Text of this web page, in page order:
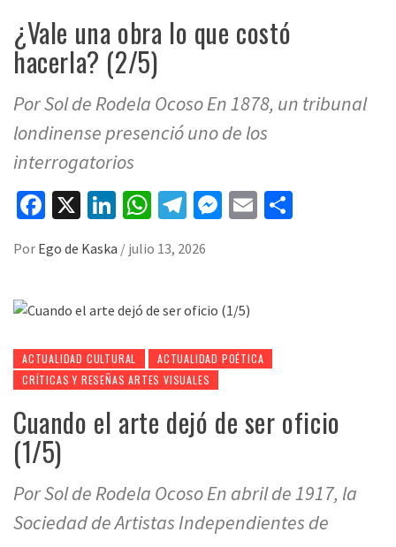
¿Vale una obra lo que costó
hacerla? (2/5)
Por Sol de Rodela Ocoso En 1878, un tribunal
londinense presenció uno de los
interrogatorios
Facebook
X LinkedIn
WhatsApp
Telegram
Messenger
Email
Por Ego de Kaska / julio 13, 2026
ACTUALIDAD CULTURAL
ACTUALIDAD POÉTICA
CRÍTICAS Y RESEÑAS ARTES VISUALES
Cuando el arte dejó de ser oficio
(1/5)
Por Sol de Rodela Ocoso En abril de 1917, la
Sociedad de Artistas Independientes de